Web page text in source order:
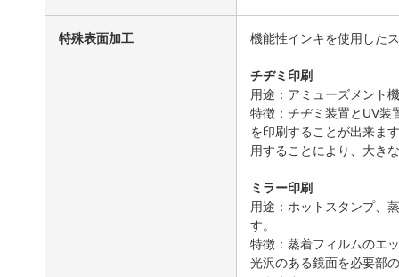
特殊表面加工 機能性インキを使用した
チヂミ印刷
用途：アミューズメント
特徴：チヂミ装置とUV装
を印刷することが出来ま
用することにより、大き
ミラー印刷
用途：ホットスタンプ、
す。
特徴：蒸着フィルムのエ
光沢のある鏡面を必要部